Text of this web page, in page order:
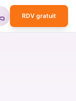
RDV gratuit